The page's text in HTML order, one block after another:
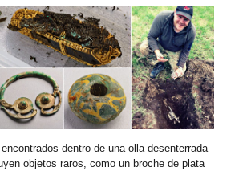
dentro de una olla desenterrada
objetos raros, como un broche de plata